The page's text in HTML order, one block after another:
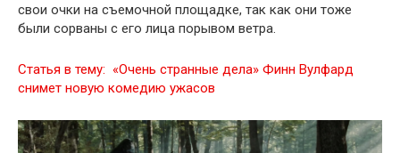
свои очки на съемочной площадке, так как они тоже
были сорваны с его лица порывом ветра.
Статья в тему: «Очень странные дела» Финн Вулфард
снимет новую комедию ужасов